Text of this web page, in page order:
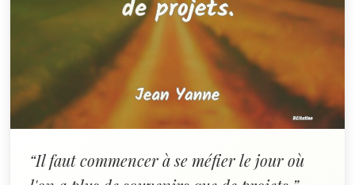
“Il faut commencer à se méfier le jour où